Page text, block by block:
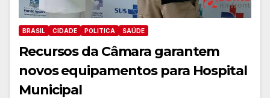
BRASIL CIDADE POLITICA SAÚDE
Recursos da Câmara garantem
novos equipamentos para Hospital
Municipal